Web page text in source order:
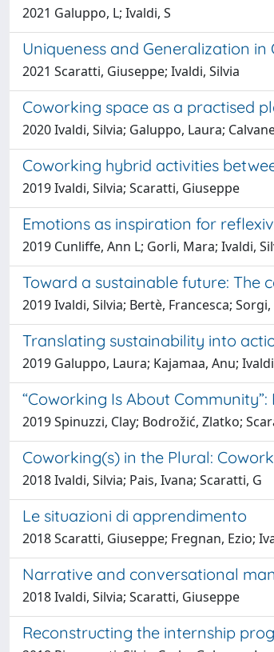
2021 Galuppo, L; Ivaldi, S
Uniqueness and Generalization
2021 Scaratti, Giuseppe; Ivaldi, Silvia
Coworking space as a practised
2020 Ivaldi, Silvia; Galuppo, Laura;
Coworking hybrid activities
2019 Ivaldi, Silvia; Scaratti, Giuseppe
Emotions as inspiration for
2019 Cunliffe, Ann L; Gorli, Mara; Ivaldi,
Toward a sustainable future: The
2019 Ivaldi, Silvia; Bertè, Francesca;
Translating sustainability into
2019 Galuppo, Laura; Kajamaa, Anu;
“Coworking Is About
2019 Spinuzzi, Clay; Bodrožić, Zlatko;
Coworking(s) in the Plural:
2018 Ivaldi, Silvia; Pais, Ivana; Scaratti, G
Le situazioni di apprendimento
2018 Scaratti, Giuseppe; Fregnan, Ezio;
Narrative and conversational
2018 Ivaldi, Silvia; Scaratti, Giuseppe
Reconstructing the internship